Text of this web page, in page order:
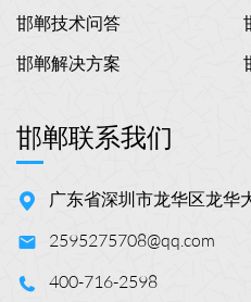
邯郸技术问答
邯郸解决方案
邯郸联系我们
广东省深圳市龙华区龙华
2595275708@qq.com
400-716-2598